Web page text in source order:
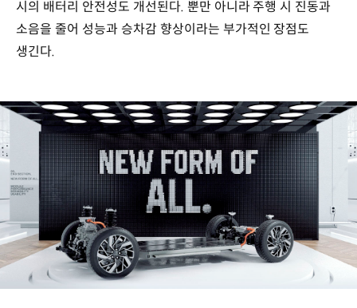
시의 배터리 안전성도 개선된다. 뿐만 아니라 주행 시 진동과
소음을 줄어 성능과 승차감 향상이라는 부가적인 장점도
생긴다.